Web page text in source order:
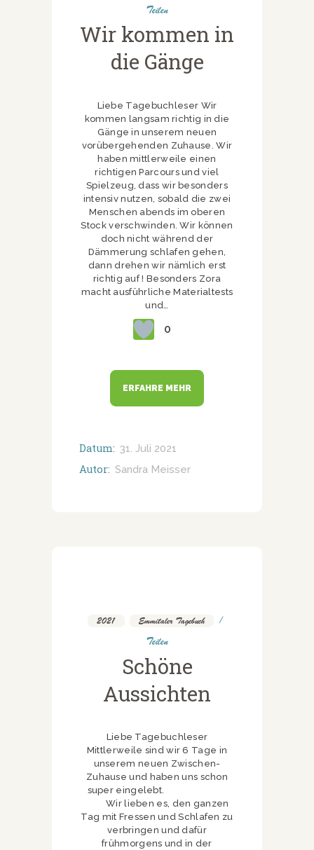
Teilen
Wir kommen in
die Gänge
Liebe Tagebuchleser Wir
kommen langsam richtig in die
Gänge in unserem neuen
vorübergehenden Zuhause. Wir
haben mittlerweile einen
richtigen Parcours und viel
Spielzeug, dass wir besonders
intensiv nutzen, sobald die zwei
Menschen abends im oberen
Stock verschwinden. Wir können
doch nicht während der
Dämmerung schlafen gehen,
dann drehen wir nämlich erst
richtig auf ! Besonders Zora
macht ausführliche Materialtests
und…
0
ERFAHRE MEHR
Datum: 31. Juli 2021
Autor: Sandra Meisser
2021 Emmitaler Tagebuch
Teilen
Schöne
Aussichten
Liebe Tagebuchleser
Mittlerweile sind wir 6 Tage in
unserem neuen Zwischen-
Zuhause und haben uns schon
super eingelebt.
Wir lieben es, den ganzen
Tag mit Fressen und Schlafen zu
verbringen und dafür
frühmorgens und in der